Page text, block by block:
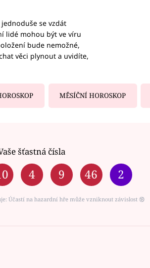
se vzdát
lidé mohou být ve víru
bude nemožné,
věci plynout a uvidíte,
MĚSÍČNÍ HOROSKOP
šťastná čísla
4 9 46 2
Účastí na hazardní hře může vzniknout závislost ⑱